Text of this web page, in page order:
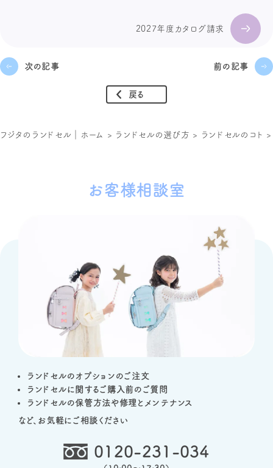
2027年度カタログ請求
次の記事 前の記事
戻る
フジタのランドセル｜ホーム > ランドセルの選び方 > ランドセルのコト
お客様相談室
ランドセルのオプションのご注文
ランドセルに関するご購入前のご質問
ランドセルの保管方法や修理とメンテナンス
など、お気軽にご相談ください
0120-231-034